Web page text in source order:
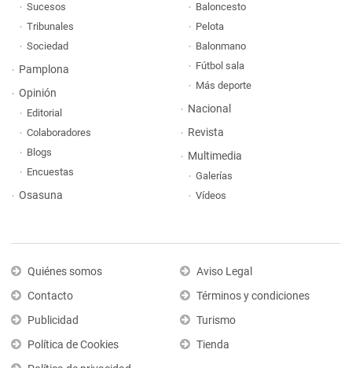
Sucesos
Tribunales
Sociedad
Pamplona
Opinión
Editorial
Colaboradores
Blogs
Encuestas
Osasuna
Baloncesto
Pelota
Balonmano
Fútbol sala
Más deporte
Nacional
Revista
Multimedia
Galerías
Vídeos
Quiénes somos
Contacto
Publicidad
Política de Cookies
Aviso Legal
Términos y condiciones
Turismo
Tienda